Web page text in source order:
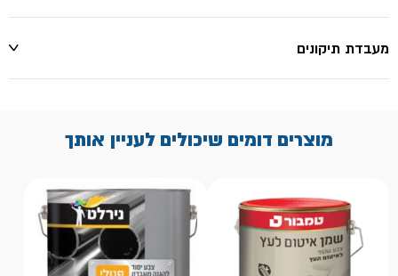
מעבדת תיקונים
מוצרים דומים שיכולים לעניין אותך